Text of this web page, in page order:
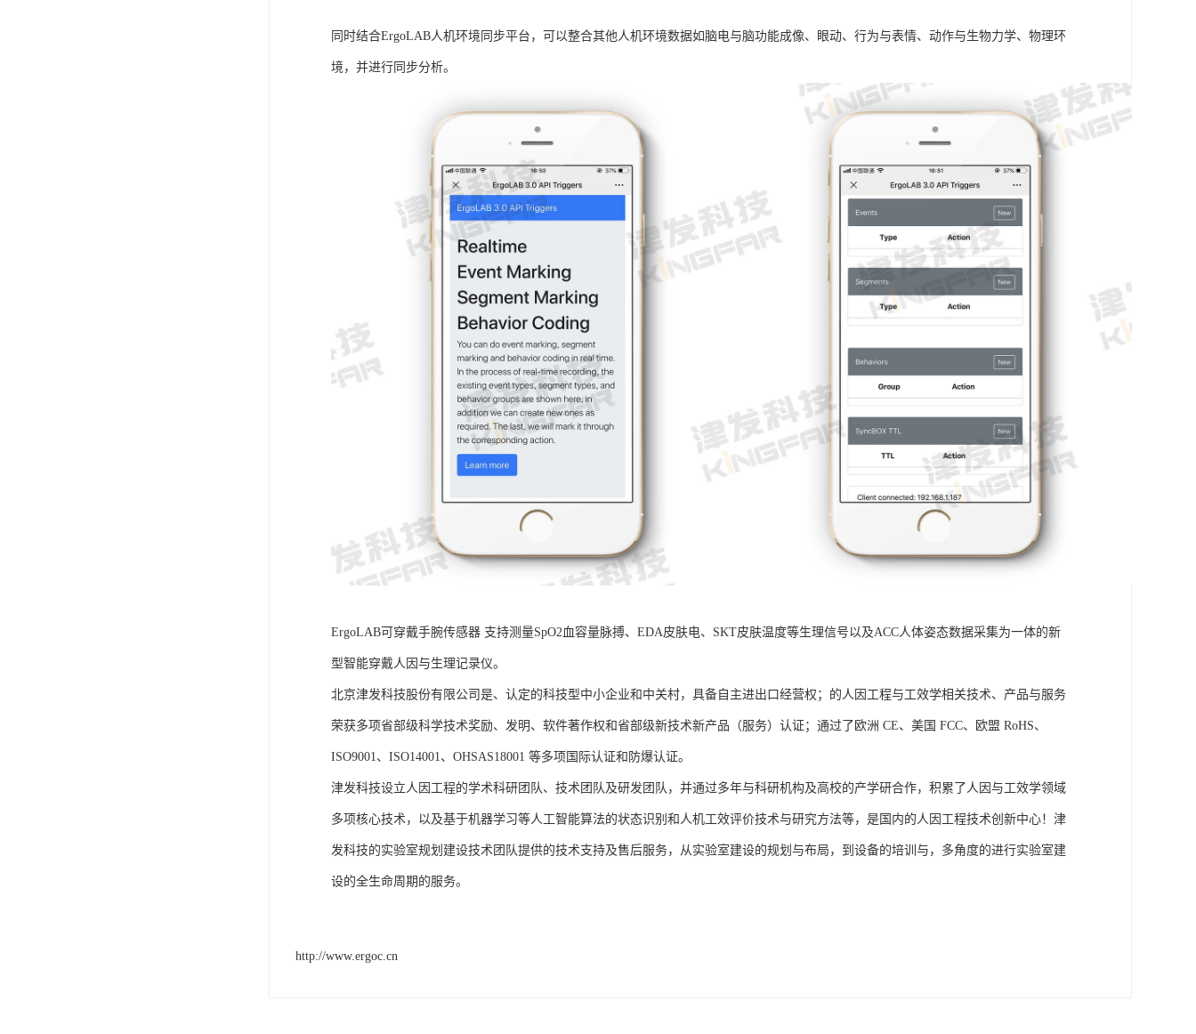
同时结合ErgoLAB人机环境同步平台，可以整合其他人机环境数据如脑电与脑功能成像、眼动、行为与表情、动作与生物力学、物理环
境，并进行同步分析。
ErgoLAB可穿戴手腕传感器 支持测量SpO2血容量脉搏、EDA皮肤电、SKT皮肤温度等生理信号以及ACC人体姿态数据采集为一体的新
型智能穿戴人因与生理记录仪。
北京津发科技股份有限公司是、认定的科技型中小企业和中关村，具备自主进出口经营权；的人因工程与工效学相关技术、产品与服务
荣获多项省部级科学技术奖励、发明、软件著作权和省部级新技术新产品（服务）认证；通过了欧洲 CE、美国 FCC、欧盟 RoHS、
ISO9001、ISO14001、OHSAS18001 等多项国际认证和防爆认证。
津发科技设立人因工程的学术科研团队、技术团队及研发团队，并通过多年与科研机构及高校的产学研合作，积累了人因与工效学领域
多项核心技术，以及基于机器学习等人工智能算法的状态识别和人机工效评价技术与研究方法等，是国内的人因工程技术创新中心！津
发科技的实验室规划建设技术团队提供的技术支持及售后服务，从实验室建设的规划与布局，到设备的培训与，多角度的进行实验室建
设的全生命周期的服务。
http://www.ergoc.cn